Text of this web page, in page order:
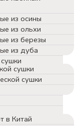
из осины
из ольхи
из березы
из дуба
сушки
сушки
в Китай